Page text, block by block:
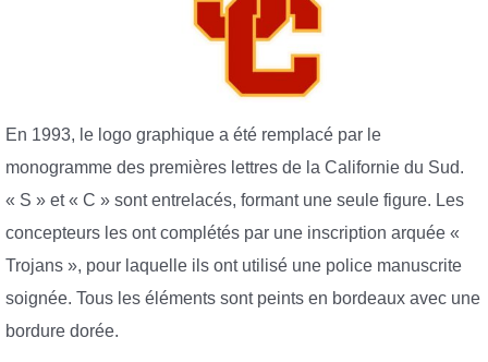
En 1993, le logo graphique a été remplacé par le
monogramme des premières lettres de la Californie du Sud.
« S » et « C » sont entrelacés, formant une seule figure. Les
concepteurs les ont complétés par une inscription arquée «
Trojans », pour laquelle ils ont utilisé une police manuscrite
soignée. Tous les éléments sont peints en bordeaux avec une
bordure dorée.